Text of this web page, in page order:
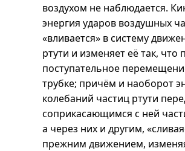
воздухом не наблюдается.
энергия ударов воздушных
«вливается» в систему
ртути и изменяет её так, что
поступательное
трубке; причём и наоборот
колебаний частиц ртути
соприкасающимся с ней
а через них и другим,
прежним движением,